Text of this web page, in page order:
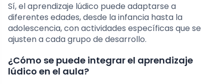
Sí, el aprendizaje lúdico puede adaptarse a
diferentes edades, desde la infancia hasta la
adolescencia, con actividades específicas que se
ajusten a cada grupo de desarrollo.
¿Cómo se puede integrar el aprendizaje
lúdico en el aula?